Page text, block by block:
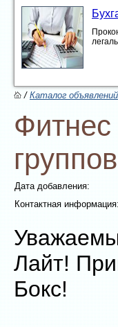
/Каталог объявлений
Дата добавления:
Контактная
Лайт!
Бокс!